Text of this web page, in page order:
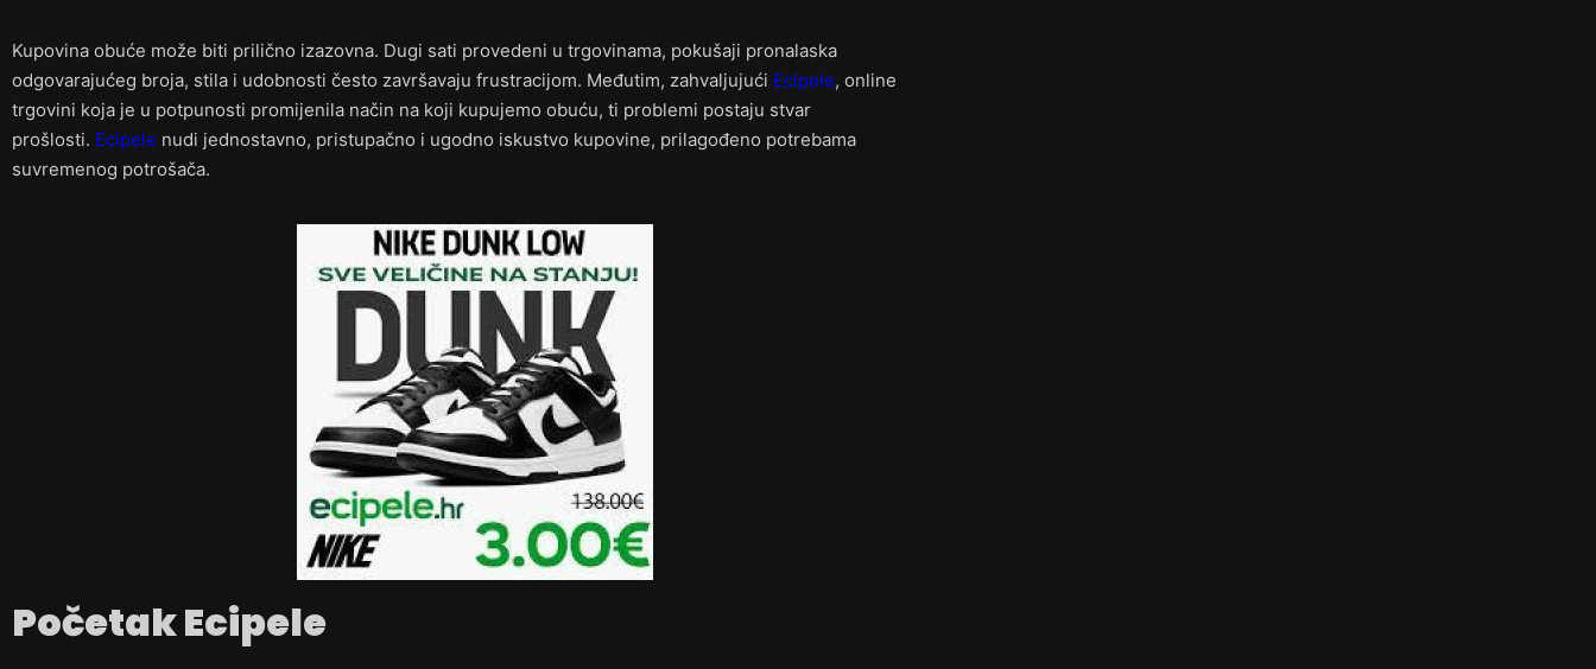
Kupovina obuće može biti prilično izazovna. Dugi sati provedeni u trgovinama, pokušaji pronalaska
odgovarajućeg broja, stila i udobnosti često završavaju frustracijom. Međutim, zahvaljujući Ecipele, online
trgovini koja je u potpunosti promijenila način na koji kupujemo obuću, ti problemi postaju stvar
prošlosti. Ecipele nudi jednostavno, pristupačno i ugodno iskustvo kupovine, prilagođeno potrebama
suvremenog potrošača.
Početak Ecipele